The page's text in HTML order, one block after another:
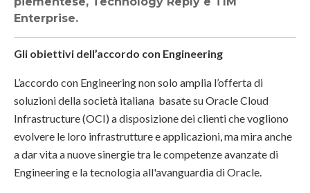
Enterprise.
Gli obiettivi dell’accordo con Engineering
L’accordo con Engineering non solo amplia l’offerta di
soluzioni della società italiana basate su Oracle Cloud
Infrastructure (OCI) a disposizione dei clienti che vogliono
evolvere le loro infrastrutture e applicazioni, ma mira anche
a dar vita a nuove sinergie tra le competenze avanzate di
Engineering e la tecnologia all'avanguardia di Oracle.